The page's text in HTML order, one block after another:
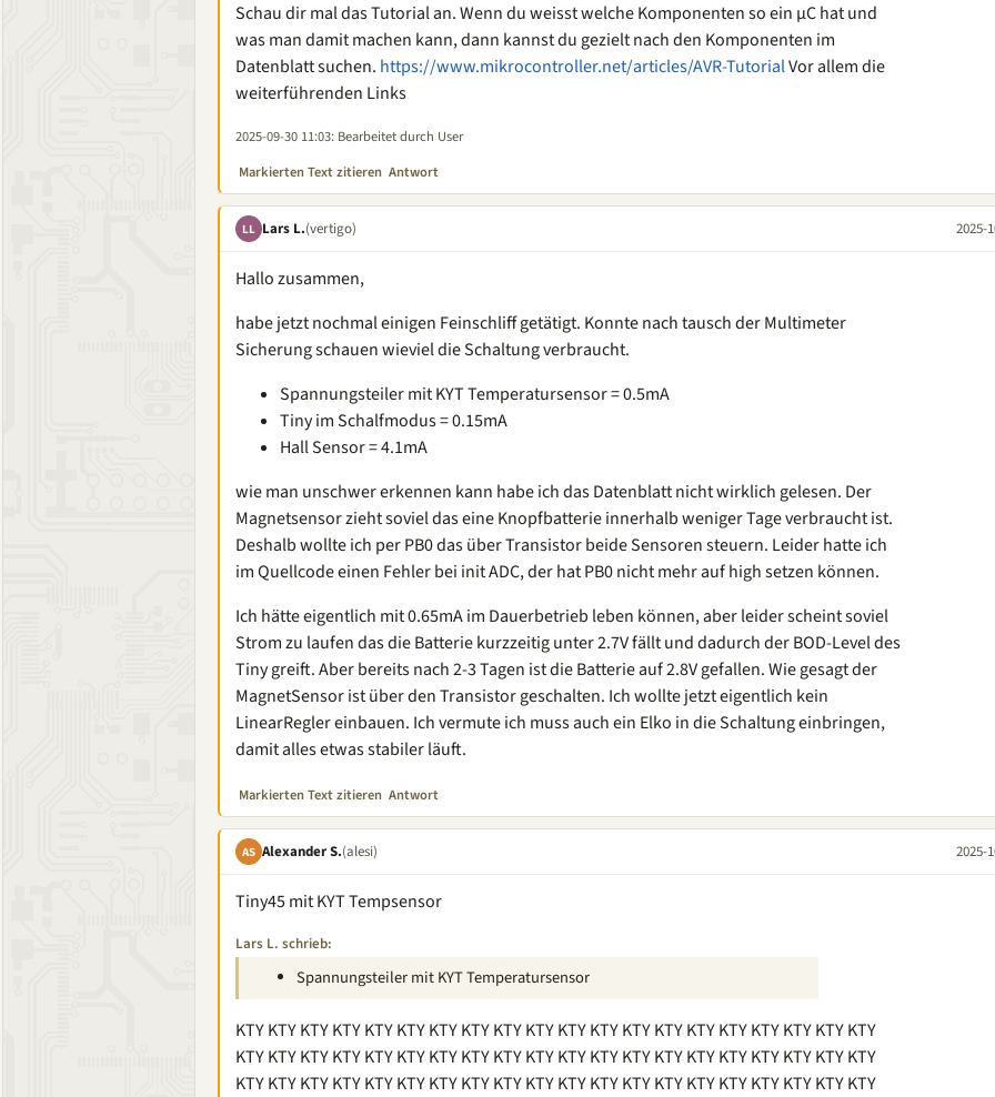
Schau dir mal das Tutorial an. Wenn du weisst welche Komponenten so ein µC hat und
was man damit machen kann, dann kannst du gezielt nach den Komponenten im
Datenblatt suchen. https://www.mikrocontroller.net/articles/AVR-TutorialVor allem die
weiterführenden Links
2025-09-30 11:03: Bearbeitet durch User
Markierten Text zitieren Antwort
LL Lars L.(vertigo) 2025-
Hallo zusammen,
habe jetzt nochmal einigen Feinschliff getätigt. Konnte nach tausch der Multimeter
Sicherung schauen wieviel die Schaltung verbraucht.
Spannungsteiler mit KYT Temperatursensor = 0.5mA
Tiny im Schalfmodus = 0.15mA
Hall Sensor = 4.1mA
wie man unschwer erkennen kann habe ich das Datenblatt nicht wirklich gelesen. Der
Magnetsensor zieht soviel das eine Knopfbatterie innerhalb weniger Tage verbraucht ist.
Deshalb wollte ich per PB0 das über Transistor beide Sensoren steuern. Leider hatte ich
im Quellcode einen Fehler bei init ADC, der hat PB0 nicht mehr auf high setzen können.
Ich hätte eigentlich mit 0.65mA im Dauerbetrieb leben können, aber leider scheint soviel
Strom zu laufen das die Batterie kurzzeitig unter 2.7V fällt und dadurch der BOD-Level des
Tiny greift. Aber bereits nach 2-3 Tagen ist die Batterie auf 2.8V gefallen. Wie gesagt der
MagnetSensor ist über den Transistor geschalten. Ich wollte jetzt eigentlich kein
LinearRegler einbauen. Ich vermute ich muss auch ein Elko in die Schaltung einbringen,
damit alles etwas stabiler läuft.
Markierten Text zitieren Antwort
AS Alexander S.(alesi) 2025-
Tiny45 mit KYT Tempsensor
Lars L. schrieb:
Spannungsteiler mit KYT Temperatursensor
KTY KTY KTY KTY KTY KTY KTY KTY KTY KTY KTY KTY KTY KTY KTY KTY KTY KTY KTY KTY
KTY KTY KTY KTY KTY KTY KTY KTY KTY KTY KTY KTY KTY KTY KTY KTY KTY KTY KTY KTY
KTY KTY KTY KTY KTY KTY KTY KTY KTY KTY KTY KTY KTY KTY KTY KTY KTY KTY KTY KTY